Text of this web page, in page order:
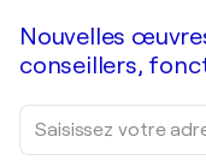
Nouvelles
conseillers,